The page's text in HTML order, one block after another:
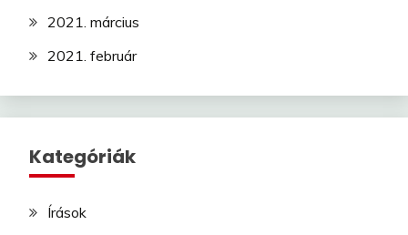
2021. március
2021. február
Kategóriák
Írások